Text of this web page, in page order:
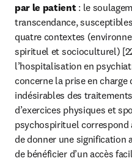
par le patient : le
transcendance,
quatre contextes
spirituel et socioculturel)
l’hospitalisation en
concerne la prise en
indésirables des
d’exercices physiques et
psychospirituel correspond
de donner une signification
de bénéficier d’un accès